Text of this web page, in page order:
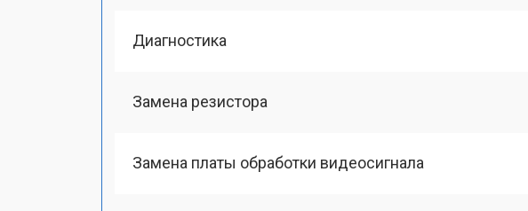
Диагностика
Замена резистора
Замена платы обработки видеосигнала